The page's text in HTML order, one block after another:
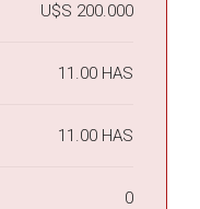
U$S 200.000
11.00 HAS
11.00 HAS
0